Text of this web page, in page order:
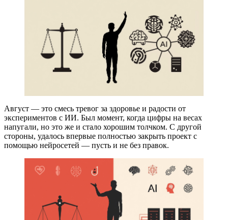
Август — это смесь тревог за здоровье и радости от
экспериментов с ИИ. Был момент, когда цифры на весах
напугали, но это же и стало хорошим толчком. С другой
стороны, удалось впервые полностью закрыть проект с
помощью нейросетей — пусть и не без правок.